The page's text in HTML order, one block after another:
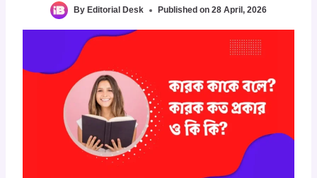
By Editorial Desk Published on 28 April, 2026